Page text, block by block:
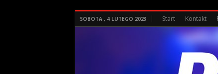
SOBOTA , 4 LUTEGO 2023 Start Kontakt